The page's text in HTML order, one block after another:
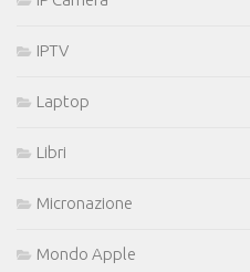
IPTV
Laptop
Libri
Micronazione
Mondo Apple